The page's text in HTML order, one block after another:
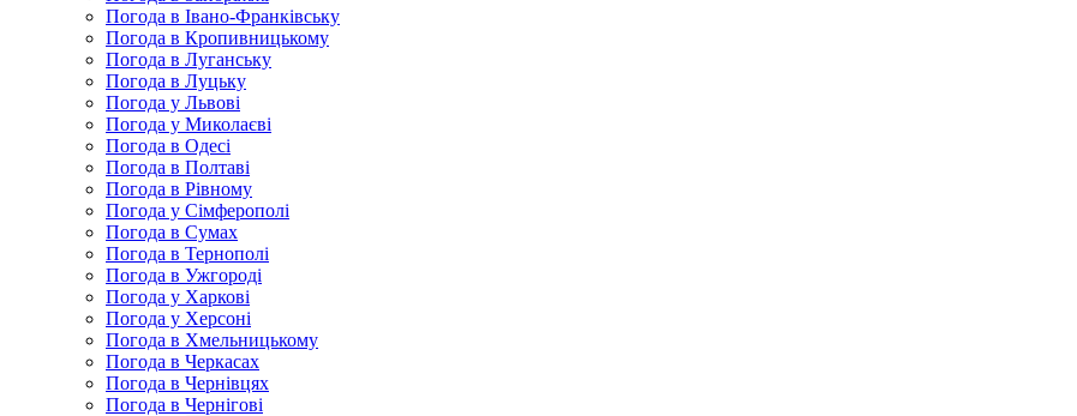
Погода в Івано-Франківську
Погода в Кропивницькому
Погода в Луганську
Погода в Луцьку
Погода у Львові
Погода у Миколаєві
Погода в Одесі
Погода в Полтаві
Погода в Рівному
Погода у Сімферополі
Погода в Сумах
Погода в Тернополі
Погода в Ужгороді
Погода у Харкові
Погода у Херсоні
Погода в Хмельницькому
Погода в Черкасах
Погода в Чернівцях
Погода в Чернігові